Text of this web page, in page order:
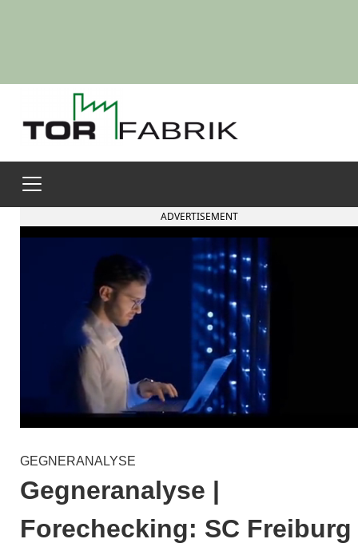
ADVERTISEMENT
GEGNERANALYSE
Gegneranalyse |
Forechecking: SC Freiburg